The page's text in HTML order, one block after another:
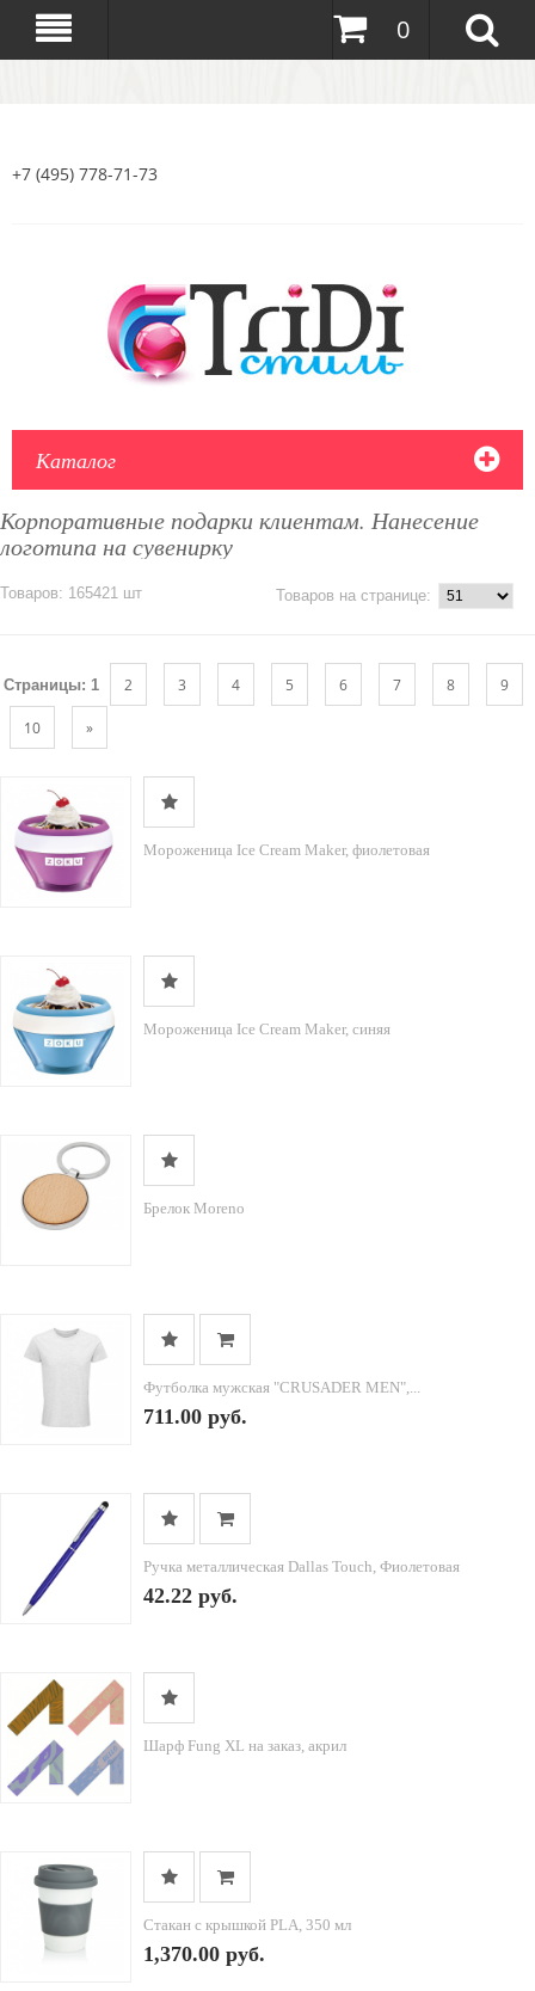
0
+7 (495) 778-71-73
Каталог
Корпоративные подарки клиентам. Нанесение
логотипа на сувенирку
Товаров: 165421 шт Товаров на странице:
Страницы: 1 2 3 4 5 6 7 8 9
10 »
Мороженица Ice Cream Maker, фиолетовая
Мороженица Ice Cream Maker, синяя
Брелок Moreno
Футболка мужская "CRUSADER MEN",...
711.00 руб.
Ручка металлическая Dallas Touch, Фиолетовая
42.22 руб.
Шарф Fung XL на заказ, акрил
Стакан с крышкой PLA, 350 мл
1,370.00 руб.